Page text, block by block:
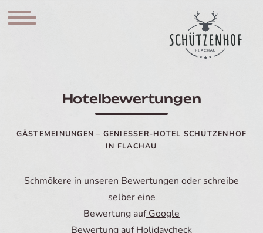
Hotelbewertungen
GÄSTEMEINUNGEN – GENIESSER-HOTEL SCHÜTZENHOF I
N FLACHAU
Schmökere in unseren Bewertungen oder schreibe
selber eine
Bewertung aufGoogle
Bewertung aufHolidaycheck